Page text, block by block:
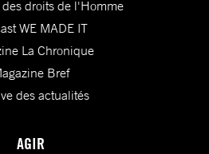
droits de l'Homme
WE MADE IT
La Chronique
Bref
des actualités
AGIR